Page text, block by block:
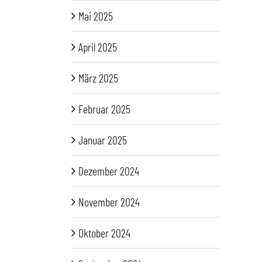
Mai 2025
April 2025
März 2025
Februar 2025
Januar 2025
Dezember 2024
November 2024
Oktober 2024